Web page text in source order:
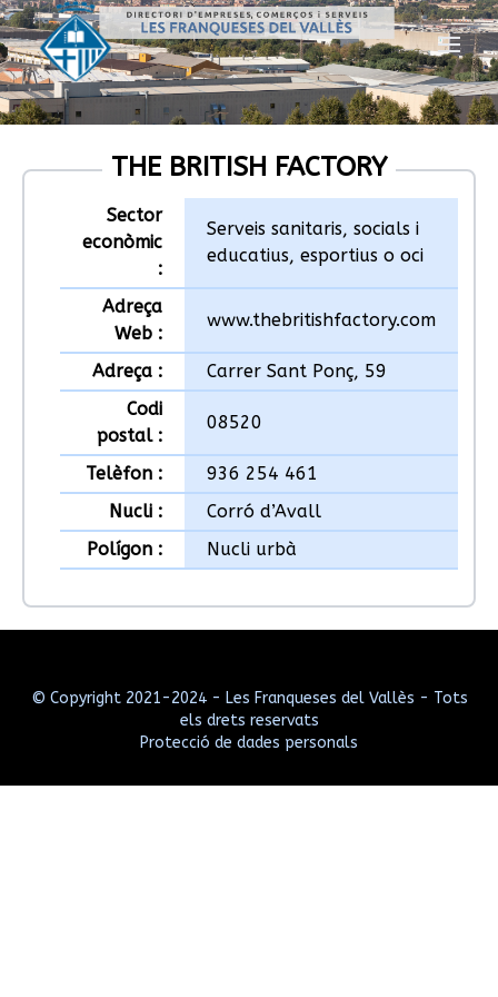
THE BRITISH FACTORY
Sector
econòmic
:
Serveis sanitaris, socials i
educatius, esportius o oci
Adreça
Web :
www.thebritishfactory.com
Adreça :
Carrer Sant Ponç, 59
Codi
postal :
08520
Telèfon :
936 254 461
Nucli :
Corró d’Avall
Polígon :
Nucli urbà
© Copyright 2021-2024 - Les Franqueses del Vallès - Tots
els drets reservats
Protecció de dades personals